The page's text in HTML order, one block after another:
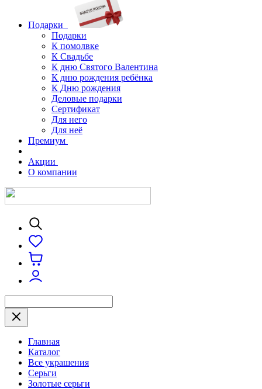
Подарки
Подарки
К помолвке
К Свадьбе
К дню Святого Валентина
К дню рождения ребёнка
К Дню рождения
Деловые подарки
Сертификат
Для него
Для неё
Премиум
Акции
О компании
Главная
Каталог
Все украшения
Серьги
Золотые серьги